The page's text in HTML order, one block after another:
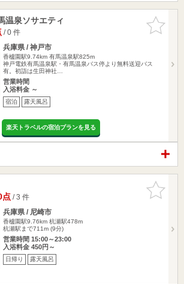
お気に入
りに追加
温泉ソサエティ
/ 0 件
兵庫県 / 神戸市
香櫨園駅9.74km 有馬温泉駅825m
神戸電鉄有馬温泉駅・有馬温泉バス停より無料送迎バス
有。初詣は生田神社…
営業時間
入浴料金 ～
宿泊 露天風呂
楽天トラベルの宿泊プランを見る
お気に入
りに追加
点/ 3 件
兵庫県 / 尼崎市
香櫨園駅9.76km 杭瀬駅478m
杭瀬駅まで711m (9分)
営業時間 15:00～23:00
入浴料金 450円～
日帰り 露天風呂